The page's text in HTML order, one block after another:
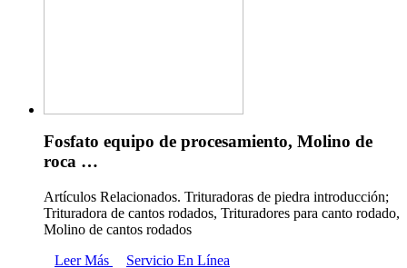
Fosfato equipo de procesamiento, Molino de
roca …
Artículos Relacionados. Trituradoras de piedra introducción;
Trituradora de cantos rodados, Trituradores para canto rodado,
Molino de cantos rodados
Leer Más
Servicio En Línea